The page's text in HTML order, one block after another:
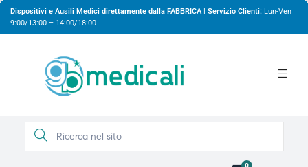
Dispositivi e Ausili Medici direttamente dalla FABBRICA | Servizio Clienti: Lun-Ven
9:00/13:00 – 14:00/18:00